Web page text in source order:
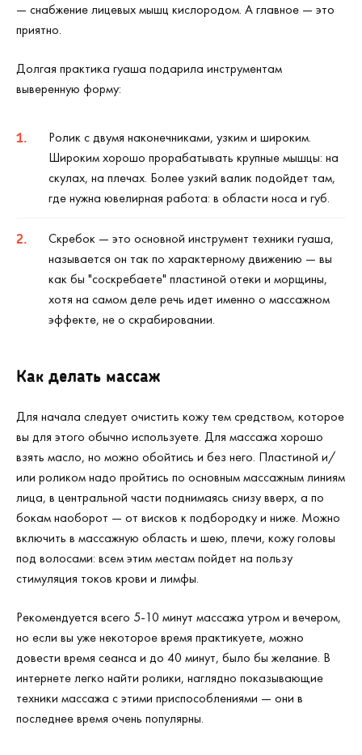
— снабжение лицевых мышц кислородом. А главное — это
приятно.
Долгая практика гуаша подарила инструментам
выверенную форму:
Ролик с двумя наконечниками, узким и широким.
Широким хорошо прорабатывать крупные мышцы: на
скулах, на плечах. Более узкий валик подойдет там,
где нужна ювелирная работа: в области носа и губ.
Скребок — это основной инструмент техники гуаша,
называется он так по характерному движению — вы
как бы "соскребаете" пластиной отеки и морщины,
хотя на самом деле речь идет именно о массажном
эффекте, не о скрабировании.
Как делать массаж
Для начала следует очистить кожу тем средством, которое
вы для этого обычно используете. Для массажа хорошо
взять масло, но можно обойтись и без него. Пластиной и/
или роликом надо пройтись по основным массажным линиям
лица, в центральной части поднимаясь снизу вверх, а по
бокам наоборот — от висков к подбородку и ниже. Можно
включить в массажную область и шею, плечи, кожу головы
под волосами: всем этим местам пойдет на пользу
стимуляция токов крови и лимфы.
Рекомендуется всего 5-10 минут массажа утром и вечером,
но если вы уже некоторое время практикуете, можно
довести время сеанса и до 40 минут, было бы желание. В
интернете легко найти ролики, наглядно показывающие
техники массажа с этими приспособлениями — они в
последнее время очень популярны.